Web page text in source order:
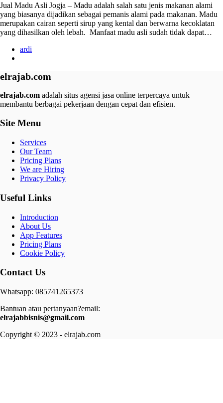
Jual Madu Asli Jogja – Madu adalah salah satu jenis makanan alami
yang biasanya dijadikan sebagai pemanis alami pada makanan. Madu
merupakan cairan seperti sirup yang kental dan berwarna kecoklatan
yang dihasilkan oleh lebah. Manfaat madu asli sudah tidak dapat…
ardi
elrajab.com
elrajab.com adalah situs agensi jasa online terpercaya untuk
membantu berbagai pekerjaan dengan cepat dan efisien.
Site Menu
Services
Our Team
Pricing Plans
We are Hiring
Privacy Policy
Useful Links
Introduction
About Us
App Features
Pricing Plans
Cookie Policy
Contact Us
Whatsapp: 085741265373
Bantuan atau pertanyaan?email:
elrajabbisnis@gmail.com
Copyright © 2023 - elrajab.com